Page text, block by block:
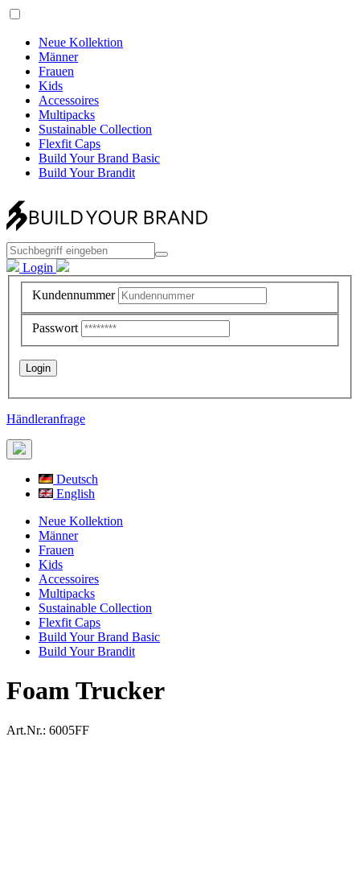
Neue Kollektion
Männer
Frauen
Kids
Accessoires
Multipacks
Sustainable Collection
Flexfit Caps
Build Your Brand Basic
Build Your Brandit
Login
Kundennummer
Passwort
Händleranfrage
Deutsch
English
Neue Kollektion
Männer
Frauen
Kids
Accessoires
Multipacks
Sustainable Collection
Flexfit Caps
Build Your Brand Basic
Build Your Brandit
Foam Trucker
Art.Nr.: 6005FF